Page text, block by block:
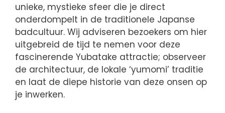
unieke, mystieke sfeer die je direct
onderdompelt in de traditionele Japanse
badcultuur. Wij adviseren bezoekers om hier
uitgebreid de tijd te nemen voor deze
fascinerende Yubatake attractie; observeer
de architectuur, de lokale ‘yumomi’ traditie
en laat de diepe historie van deze onsen op
je inwerken.